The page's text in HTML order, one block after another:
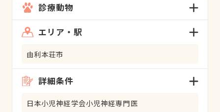
診療動物
エリア・駅
由利本荘市
詳細条件
日本小児神経学会小児神経専門医